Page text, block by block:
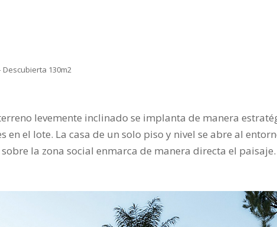
Descubierta 130m2
levemente inclinado se implanta de manera
el lote. La casa de un solo piso y nivel se abre al
la zona social enmarca de manera directa el paisaje.